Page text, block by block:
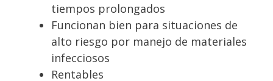
tiempos prolongados
Funcionan bien para situaciones de
alto riesgo por manejo de materiales
infecciosos
Rentables